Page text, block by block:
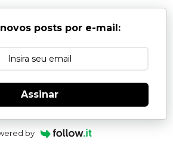
posts por e-mail:
Assinar
by